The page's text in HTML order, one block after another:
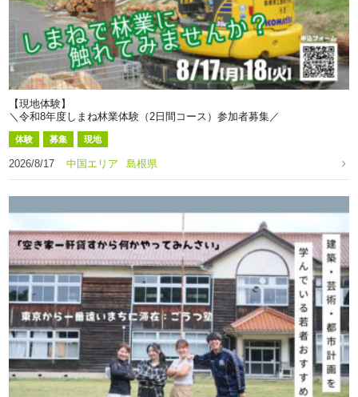
【現地体験】
＼令和8年度しまね林業体験（2日間コース）参加者募集／
体験 募集 現地
2026/8/17 中国エリア 島根県